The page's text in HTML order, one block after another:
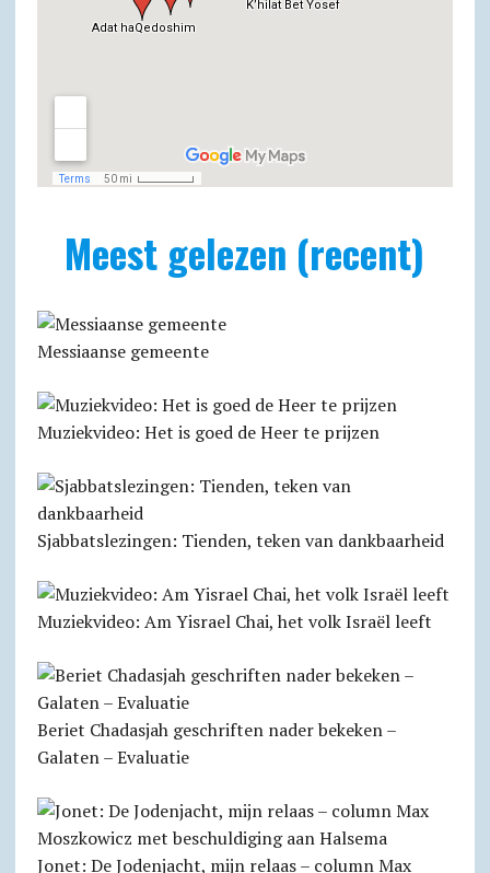
Meest gelezen (recent)
Messiaanse gemeente
Muziekvideo: Het is goed de Heer te prijzen
Sjabbats­lezingen: Tienden, teken van dankbaarheid
Muziekvideo: Am Yisrael Chai, het volk Israël leeft
Beriet Chadasjah geschriften nader bekeken –
Galaten – Evaluatie
Jonet: De Jodenjacht, mijn relaas – column Max